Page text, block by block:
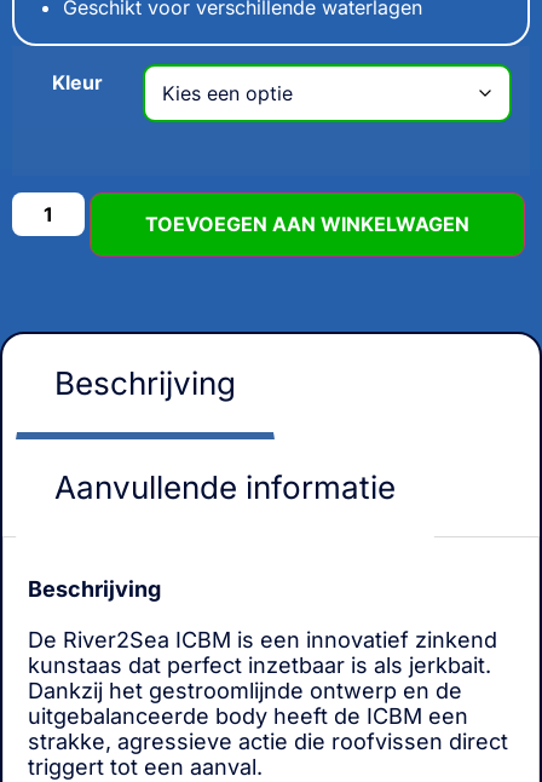
Geschikt voor verschillende waterlagen
Kleur
TOEVOEGEN AAN WINKELWAGEN
Beschrijving
Aanvullende informatie
Beschrijving
De River2Sea ICBM is een innovatief zinkend
kunstaas dat perfect inzetbaar is als jerkbait.
Dankzij het gestroomlijnde ontwerp en de
uitgebalanceerde body heeft de ICBM een
strakke, agressieve actie die roofvissen direct
triggert tot een aanval.